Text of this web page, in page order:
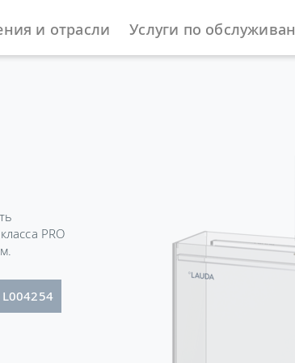
и отрасли Услуги по
термостаты Universa с прозрачной ванной
PRO